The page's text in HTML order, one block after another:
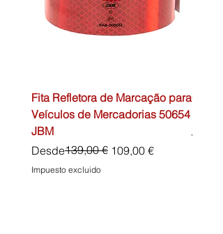
Fita Refletora de Marcação para
Veículos de Mercadorias 50654
JBM
Desde
Precio139,00 € 109,00 €
Precio de oferta
Impuesto excluido
Precio
45,00 €